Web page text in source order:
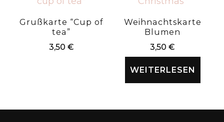
Grußkarte “Cup of
tea”
3,50 €
Weihnachtskarte
Blumen
3,50€
WEITERLESEN